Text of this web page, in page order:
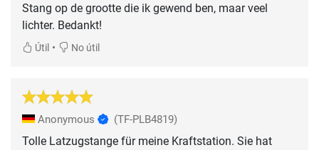
Stang op de grootte die ik gewend ben, maar veel
lichter. Bedankt!
Útil • No útil
Anonymous (TF-PLB4819)
Tolle Latzugstange für meine Kraftstation. Sie hat